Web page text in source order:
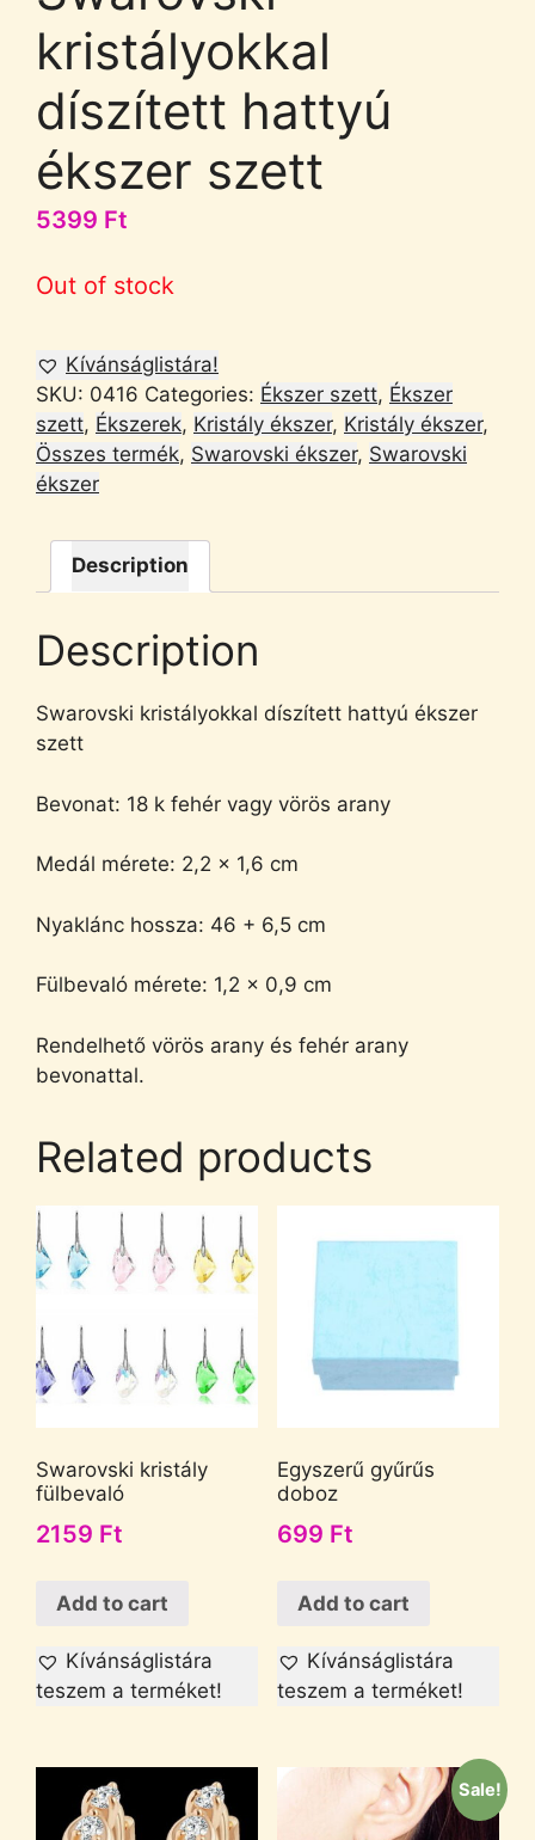
kristályokkal
díszített hattyú
ékszer szett
5399 Ft
Out of stock
Kívánságlistára!
SKU: 0416 Categories: Ékszer szett, Ékszer
szett, Ékszerek, Kristály ékszer, Kristály ékszer,
Összes termék, Swarovski ékszer, Swarovski
ékszer
Description
Description
Swarovski kristályokkal díszített hattyú ékszer
szett
Bevonat: 18 k fehér vagy vörös arany
Medál mérete: 2,2 x 1,6 cm
Nyaklánc hossza: 46 + 6,5 cm
Fülbevaló mérete: 1,2 x 0,9 cm
Rendelhető vörös arany és fehér arany
bevonattal.
Related products
Swarovski kristály
fülbevaló
2159 Ft
Add to cart
Kívánságlistára
teszem a terméket!
Egyszerű gyűrűs
doboz
699 Ft
Add to cart
Kívánságlistára
teszem a terméket!
Sale!